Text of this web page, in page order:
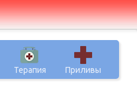
Терапия Приливы